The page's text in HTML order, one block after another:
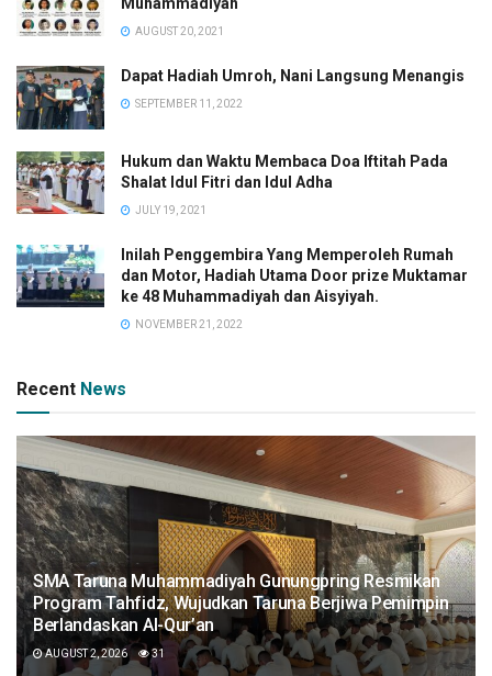
Muhammadiyah
AUGUST 20, 2021
Dapat Hadiah Umroh, Nani Langsung Menangis
SEPTEMBER 11, 2022
Hukum dan Waktu Membaca Doa Iftitah Pada
Shalat Idul Fitri dan Idul Adha
JULY 19, 2021
Inilah Penggembira Yang Memperoleh Rumah
dan Motor, Hadiah Utama Door prize Muktamar
ke 48 Muhammadiyah dan Aisyiyah.
NOVEMBER 21, 2022
Recent News
SMA Taruna Muhammadiyah Gunungpring Resmikan
Program Tahfidz, Wujudkan Taruna Berjiwa Pemimpin
Berlandaskan Al-Qur’an
AUGUST 2, 2026 31